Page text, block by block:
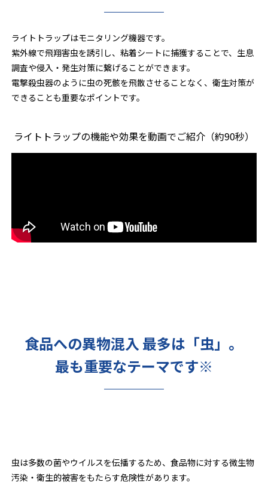
ライトトラップはモニタリング機器です。
紫外線で飛翔害虫を誘引し、粘着シートに捕獲することで、生息
調査や侵入・発生対策に繋げることができます。
電撃殺虫器のように虫の死骸を飛散させることなく、衛生対策が
できることも重要なポイントです。
ライトトラップの機能や効果を動画でご紹介（約90秒）
食品への異物混入 最多は「虫」。
最も重要なテーマです※
虫は多数の菌やウイルスを伝播するため、食品物に対する微生物
汚染・衛生的被害をもたらす危険性があります。